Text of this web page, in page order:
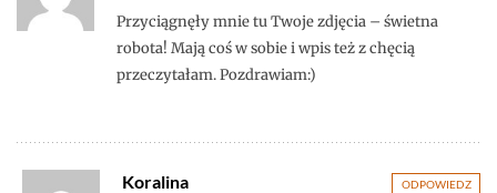
Przyciągnęły mnie tu Twoje zdjęcia – świetna
robota! Mają coś w sobie i wpis też z chęcią
przeczytałam. Pozdrawiam:)
ODPOWIEDZ
Koralina